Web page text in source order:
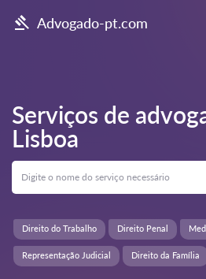
Advogado-pt.com
Serviços de
Lisboa
Direito da Família
Direito do Trabalho Direito Penal
Representação Judicial